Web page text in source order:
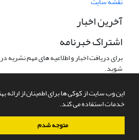
این وب سایت از کوکی ها برای اطمینان از ارائه
خدمات استفاده می کند.
متوجه شدم
آخرین اخبار
اشتراک خبرنامه
برای دریافت اخبار و اطلاعیه های مهم
شوید.
سامانه مدیریت نشریات علمی.طراحی و پیاده